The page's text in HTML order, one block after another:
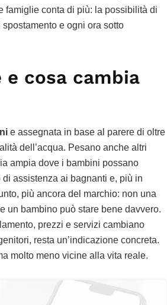
famiglie conta di più: la possibilità di
e ogni ora sotto
e cosa cambia
e assegnata in base al parere di oltre
dell’acqua. Pesano anche altri
ampia dove i bambini possano
assistenza ai bagnanti e, più in
più ancora del marchio: non una
un bambino può stare bene davvero.
prezzi e servizi cambiano
resta un’indicazione concreta.
molto meno vicine alla vita reale.